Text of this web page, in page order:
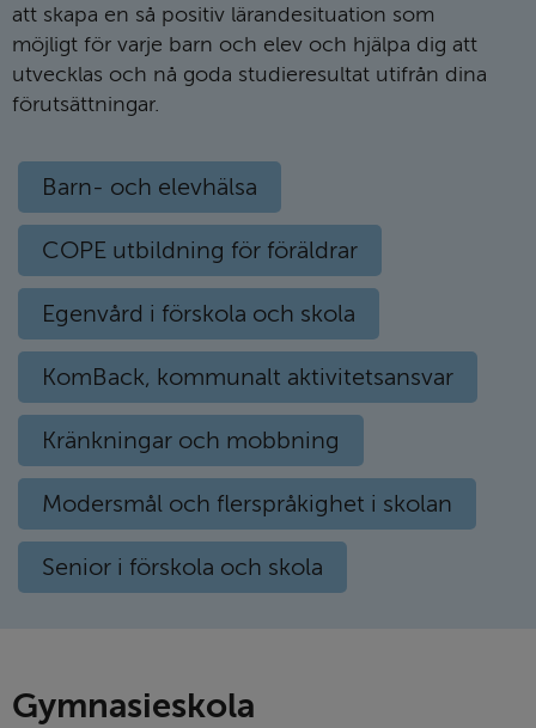
att skapa en så positiv lärandesituation som
möjligt för varje barn och elev och hjälpa dig att
utvecklas och nå goda studieresultat utifrån dina
förutsättningar.
Barn- och elevhälsa
COPE utbildning för föräldrar
Egenvård i förskola och skola
KomBack, kommunalt aktivitetsansvar
Kränkningar och mobbning
Modersmål och flerspråkighet i skolan
Senior i förskola och skola
Gymna­sie­skola